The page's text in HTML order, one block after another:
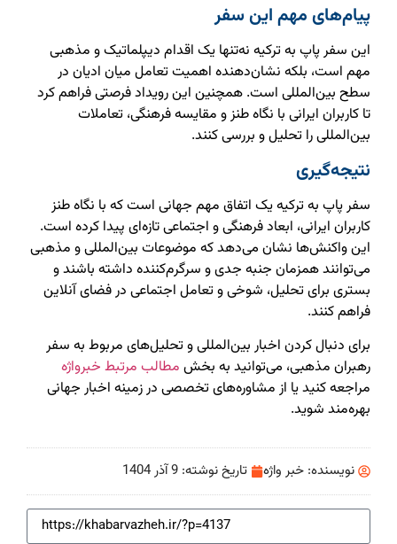
پیام‌های مهم این سفر
این سفر پاپ به ترکیه نه‌تنها یک اقدام دیپلماتیک و مذهبی
مهم است، بلکه نشان‌دهنده اهمیت تعامل میان ادیان در
سطح بین‌المللی است. همچنین این رویداد فرصتی فراهم کرد
تا کاربران ایرانی با نگاه طنز و مقایسه فرهنگی، تعاملات
بین‌المللی را تحلیل و بررسی کنند.
نتیجه‌گیری
سفر پاپ به ترکیه یک اتفاق مهم جهانی است که با نگاه طنز
کاربران ایرانی، ابعاد فرهنگی و اجتماعی تازه‌ای پیدا کرده است.
این واکنش‌ها نشان می‌دهد که موضوعات بین‌المللی و مذهبی
می‌توانند همزمان جنبه جدی و سرگرم‌کننده داشته باشند و
بستری برای تحلیل، شوخی و تعامل اجتماعی در فضای آنلاین
فراهم کنند.
برای دنبال کردن اخبار بین‌المللی و تحلیل‌های مربوط به سفر
رهبران مذهبی، می‌توانید به بخش مطالب مرتبط خبرواژه
مراجعه کنید یا از مشاوره‌های تخصصی در زمینه اخبار جهانی
بهره‌مند شوید.
نویسنده: خبر واژه تاریخ نوشته: 9 آذر 1404